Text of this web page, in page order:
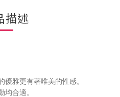
描述
優雅更有著唯美的性感。
均合適。